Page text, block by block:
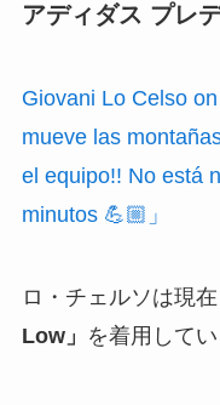
アディダス プレ
Giovani Lo Celso
mueve las
el equipo!! No está
minutos 💪🏼」
ロ・チェルソは現在
Low」 を着用してい